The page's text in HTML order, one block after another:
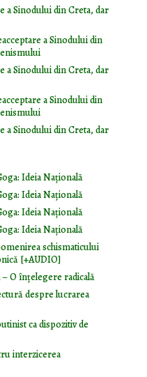
a Sinodului din Creta, dar
a Sinodului din
a Sinodului din Creta, dar
a Sinodului din
a Sinodului din Creta, dar
Ideia Naţională
Ideia Naţională
Ideia Naţională
Ideia Naţională
schismaticului
[+AUDIO]
– O înţelegere radicală
despre lucrarea
ca dispozitiv de
interzicerea